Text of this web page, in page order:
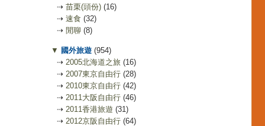
⇢ 苗栗(頭份) (16)
⇢ 速食 (32)
⇢ 閒聊 (8)
▼ 國外旅遊 (954)
⇢ 2005北海道之旅 (16)
⇢ 2007東京自由行 (28)
⇢ 2010東京自由行 (42)
⇢ 2011大阪自由行 (46)
⇢ 2011香港旅遊 (31)
⇢ 2012京阪自由行 (64)